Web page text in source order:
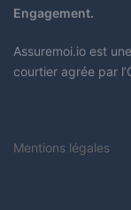
Engagement.
Assuremoi.io est
courtier agrée par
Mentions légales